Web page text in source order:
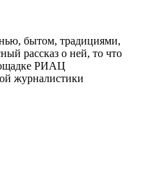
бытом, традициями,
рассказ о ней, то что
РИАЦ
журналистики